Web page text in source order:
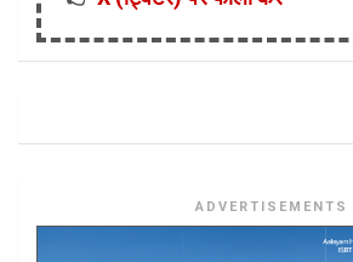
ADVERTISEMENTS